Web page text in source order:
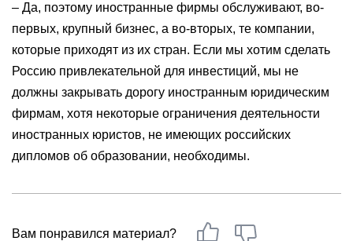
– Да, поэтому иностранные фирмы обслуживают, во-
первых, крупный бизнес, а во-вторых, те компании,
которые приходят из их стран. Если мы хотим сделать
Россию привлекательной для инвестиций, мы не
должны закрывать дорогу иностранным юридическим
фирмам, хотя некоторые ограничения деятельности
иностранных юристов, не имеющих российских
дипломов об образовании, необходимы.
Вам понравился материал?